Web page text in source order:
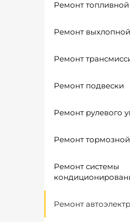
Ремонт
Ремонт
Ремонт
Ремонт подвески
Ремонт рулевого
Ремонт
Ремонт системы
Ремонт